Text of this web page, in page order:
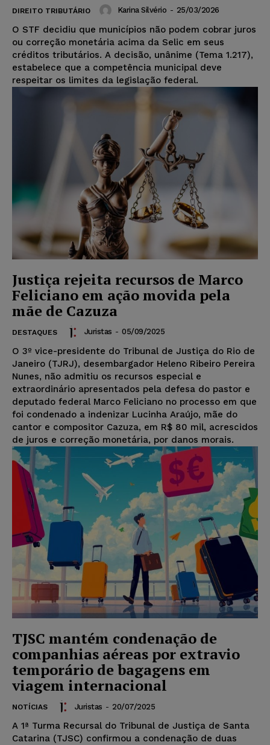
DIREITO TRIBUTÁRIO Karina Silvério - 25/03/2026
O STF decidiu que municípios não podem cobrar juros
ou correção monetária acima da Selic em seus
créditos tributários. A decisão, unânime (Tema 1.217),
estabelece que a competência municipal deve
respeitar os limites da legislação federal.
Justiça rejeita recursos de Marco
Feliciano em ação movida pela
mãe de Cazuza
DESTAQUES Juristas - 05/09/2025
O 3º vice-presidente do Tribunal de Justiça do Rio de
Janeiro (TJRJ), desembargador Heleno Ribeiro Pereira
Nunes, não admitiu os recursos especial e
extraordinário apresentados pela defesa do pastor e
deputado federal Marco Feliciano no processo em que
foi condenado a indenizar Lucinha Araújo, mãe do
cantor e compositor Cazuza, em R$ 80 mil, acrescidos
de juros e correção monetária, por danos morais.
TJSC mantém condenação de
companhias aéreas por extravio
temporário de bagagens em
viagem internacional
NOTÍCIAS Juristas - 20/07/2025
A 1ª Turma Recursal do Tribunal de Justiça de Santa
Catarina (TJSC) confirmou a condenação de duas